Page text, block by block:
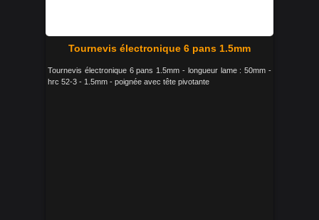
Tournevis électronique 6 pans 1.5mm
Tournevis électronique 6 pans 1.5mm - longueur lame : 50mm -
hrc 52-3 - 1.5mm - poignée avec tête pivotante